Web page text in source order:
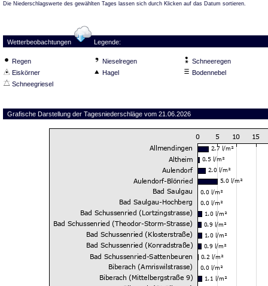
Die Niederschlagswerte des gewählten Tages lassen sich durch Klicken auf das Datum sortieren.
Wetterbeobachtungen Legende:
Regen Nieselregen
Schneeregen
Eiskörner
Hagel
Bodennebel
Schneegriesel
Grafische Darstellung der Tagesniederschläge vom 21.06.2026